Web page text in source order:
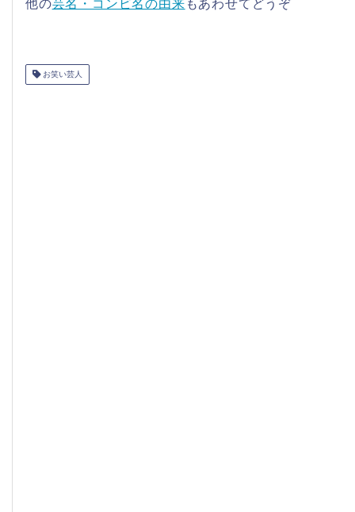
他の芸名・コンビ名の由来 もあわせてどうぞ
お笑い芸人